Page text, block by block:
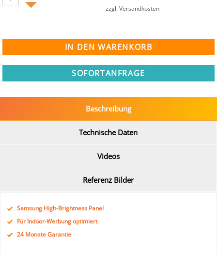
zzgl. Versandkosten
SOFORTANFRAGE
Beschreibung
Technische Daten
Videos
Referenz Bilder
Samsung High-Brightness Panel
Für Indoor-Werbung optimiert
24 Monate Garantie